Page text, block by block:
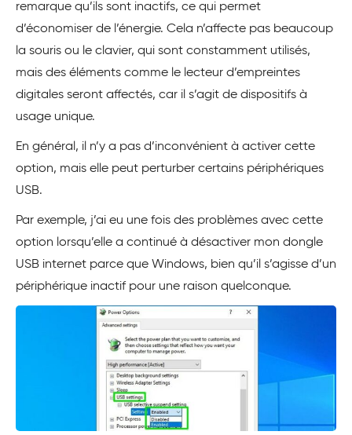
remarque qu’ils sont inactifs, ce qui permet
d’économiser de l’énergie. Cela n’affecte pas beaucoup
la souris ou le clavier, qui sont constamment utilisés,
mais des éléments comme le lecteur d’empreintes
digitales seront affectés, car il s’agit de dispositifs à
usage unique.
En général, il n’y a pas d’inconvénient à activer cette
option, mais elle peut perturber certains périphériques
USB.
Par exemple, j’ai eu une fois des problèmes avec cette
option lorsqu’elle a continué à désactiver mon dongle
USB internet parce que Windows, bien qu’il s’agisse d’un
périphérique inactif pour une raison quelconque.